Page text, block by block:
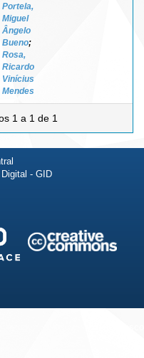
Portela,
Miguel
Ângelo
Bueno;
Rosa,
Ricardo
Vinícius
Mendes
1 a 1 de 1
- GID